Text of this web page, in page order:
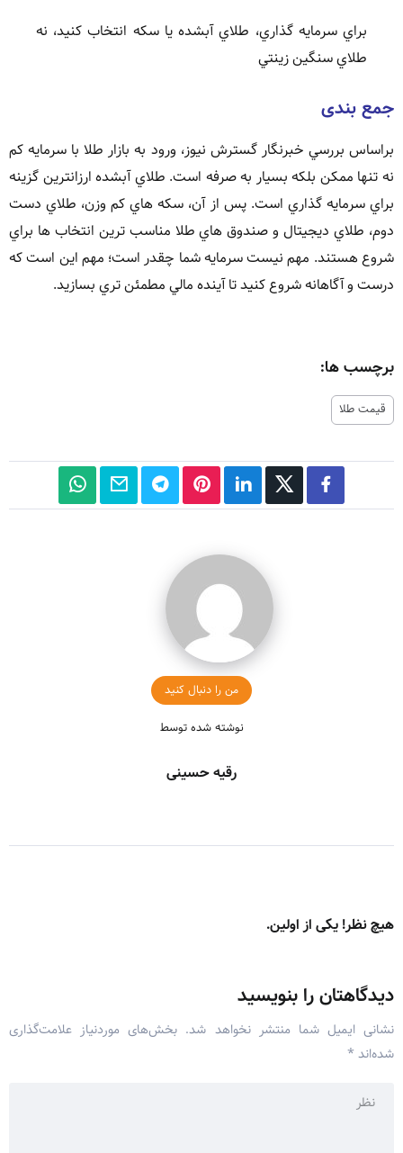
براي سرمايه گذاري، طلاي آبشده يا سکه انتخاب کنيد، نه
طلاي سنگين زينتي
جمع بندی
براساس بررسي خبرنگار گسترش نيوز، ورود به بازار طلا با سرمايه کم
نه تنها ممکن بلکه بسيار به صرفه است. طلاي آبشده ارزانترين گزينه
براي سرمايه گذاري است. پس از آن، سکه هاي کم وزن، طلاي دست
دوم، طلاي ديجيتال و صندوق هاي طلا مناسب ترين انتخاب ها براي
شروع هستند. مهم نيست سرمايه شما چقدر است؛ مهم اين است که
درست و آگاهانه شروع کنيد تا آينده مالي مطمئن تري بسازيد.
برچسب ها:
قیمت طلا
من را دنبال کنید
نوشته شده توسط
رقیه حسینی
هیچ نظر! یکی از اولین.
دیدگاهتان را بنویسید
نشانی ایمیل شما منتشر نخواهد شد. بخش‌های موردنیاز علامت‌گذاری
شده‌اند *